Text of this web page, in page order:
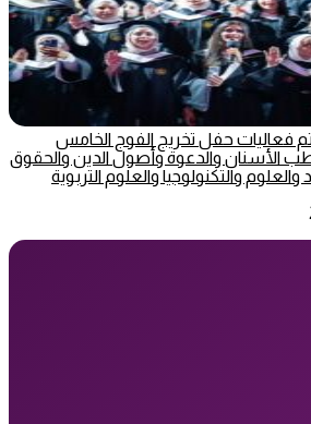
فعاليات حفل تخريج الفوج الخامس
طب الأسنان والدعوة وأصول الدين والحقوق
والتكنولوجيا والعلوم التربوية